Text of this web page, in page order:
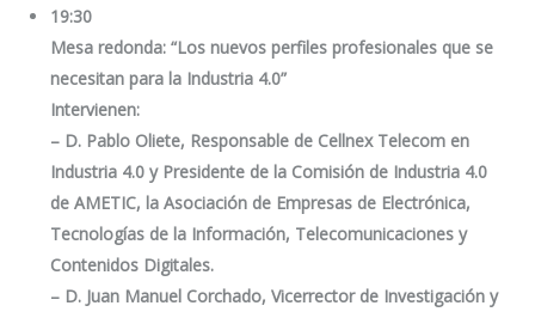
19:30
Mesa redonda: “Los nuevos perfiles profesionales que se
necesitan para la Industria 4.0”
Intervienen:
– D. Pablo Oliete, Responsable de Cellnex Telecom en
Industria 4.0 y Presidente de la Comisión de Industria 4.0
de AMETIC, la Asociación de Empresas de Electrónica,
Tecnologías de la Información, Telecomunicaciones y
Contenidos Digitales.
– D. Juan Manuel Corchado, Vicerrector de Investigación y